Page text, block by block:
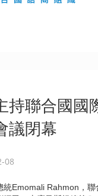
持聯合國國
議閉幕
08
在塔吉克斯坦首都杜尚
統Emomali Rahmon，聯